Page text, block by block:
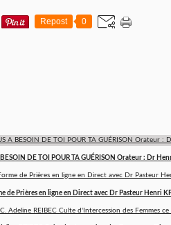
Repost 0
DE TOI POUR TA GUÉRISON Orateur : Dr
de Prières en ligne en Direct avec Dr Pasteur Henri